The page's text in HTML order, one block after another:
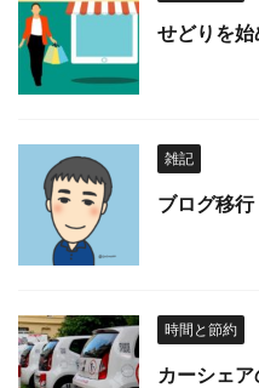
せどりを始
雑記
ブログ移
時間と節約
カーシェア